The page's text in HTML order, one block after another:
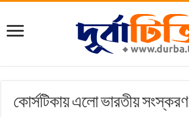
কোর্সটিকায় এলো ভারতীয় সংস্করণ